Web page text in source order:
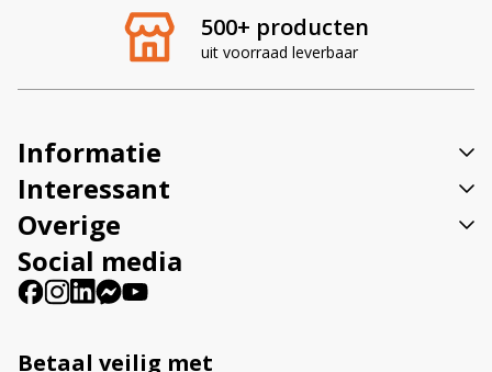
500+ producten
uit voorraad leverbaar
:
Informatie
Interessant
Overige
Social media
Betaal veilig met